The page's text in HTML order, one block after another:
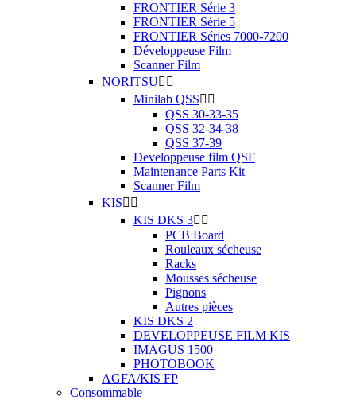
FRONTIER Série 3
FRONTIER Série 5
FRONTIER Séries 7000-7200
Développeuse Film
Scanner Film
NORITSU 
Minilab QSS 
QSS 30-33-35
QSS 32-34-38
QSS 37-39
Developpeuse film QSF
Maintenance Parts Kit
Scanner Film
KIS 
KIS DKS 3 
PCB Board
Rouleaux sécheuse
Racks
Mousses sécheuse
Pignons
Autres pièces
KIS DKS 2
DEVELOPPEUSE FILM KIS
IMAGUS 1500
PHOTOBOOK
AGFA/KIS FP
Consommable